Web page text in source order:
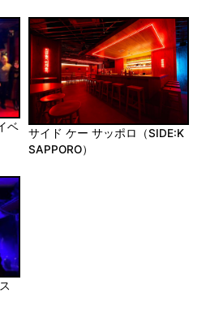
ベ
サイド ケー サッポロ（SIDE:K
SAPPORO）